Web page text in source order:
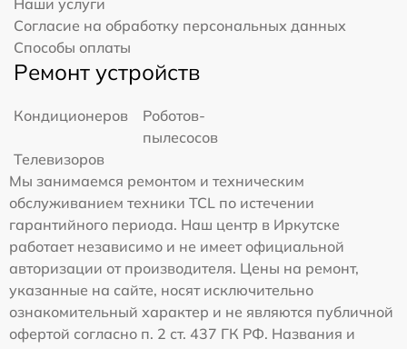
Наши услуги
Согласие на обработку персональных данных
Способы оплаты
Ремонт устройств
Кондиционеров
Роботов-
пылесосов
Телевизоров
Мы занимаемся ремонтом и техническим
обслуживанием техники TCL по истечении
гарантийного периода. Наш центр в Иркутске
работает независимо и не имеет официальной
авторизации от производителя. Цены на ремонт,
указанные на сайте, носят исключительно
ознакомительный характер и не являются публичной
офертой согласно п. 2 ст. 437 ГК РФ. Названия и